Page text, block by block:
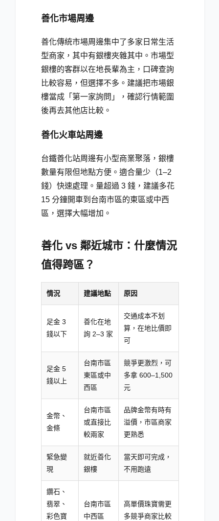
善化市場周邊
善化傳統市場周邊集中了多家日常生活
型商家，其中有銀樓夾雜其中。市場型
銀樓的客群以在地長輩為主，口碑查詢
比較容易，但選擇不多。建議把市場銀
樓當成「第一家詢問」，確認行情範圍
後再去其他店比較。
善化火車站周邊
台鐵善化站周邊有小型商業聚落，銀樓
數量有限但地點方便。適合量少（1–2
錢）快速處理。量超過 3 錢，建議多花
15 分鐘開車到台南市區的東區或中西
區，選擇大幅增加。
善化 vs 鄰近城市：什麼情況
值得跨區？
情況 建議地點 原因
足金 3
錢以下
善化在地
詢 2–3 家
交通成本不划
算，在地比價即
可
足金 5
錢以上
台南市區
東區或中
西區
競爭更激烈，可
多拿 600–1,500
元
金幣、
金條
台南市區
或直接比
較兩家
品牌金幣有時有
溢價，市區商家
更熟悉
緊急變
現
就近善化
銀樓
當天即可完成，
不用跑遠
鑽石、
翡翠、
彩色寶
台南市區
中西區
高單價珠寶需更
多競爭商家比較